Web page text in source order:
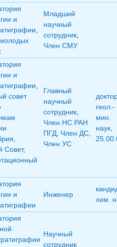
и
Младший
научный
сотрудник
Член СМУ
и
совет
Совет,
Главный
научный
сотрудник
Член НС РАН
ПГД Член ДС
Член УС
геол.-
мин.
наук
и
Инженер
хим.
Научный
сотрудник